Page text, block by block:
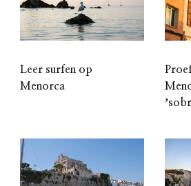
Leer surfen op
Menorca